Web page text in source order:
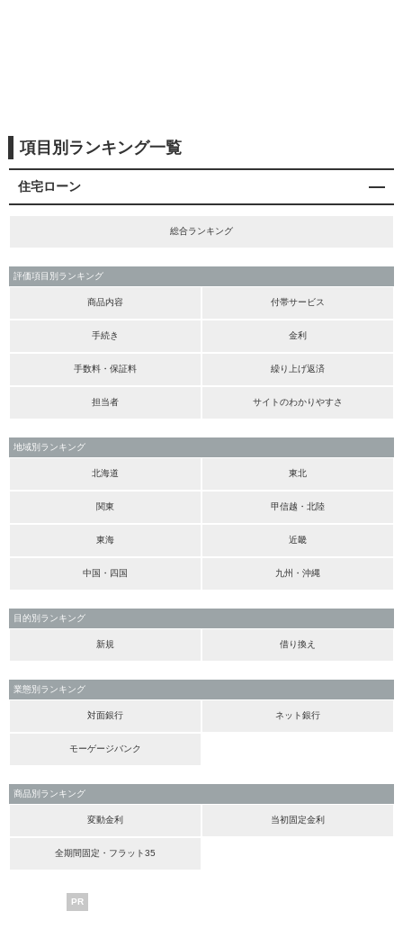
項目別ランキング一覧
住宅ローン
総合ランキング
評価項目別ランキング
商品内容 付帯サービス
手続き 金利
手数料・保証料 繰り上げ返済
担当者 サイトのわかりやすさ
地域別ランキング
北海道 東北
関東 甲信越・北陸
東海 近畿
中国・四国 九州・沖縄
目的別ランキング
新規 借り換え
業態別ランキング
対面銀行 ネット銀行
モーゲージバンク
商品別ランキング
変動金利 当初固定金利
全期間固定・フラット35
PR